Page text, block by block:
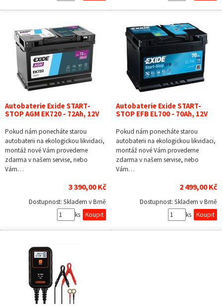
Autobaterie Exide START-
STOP AGM EK720 - 72Ah, 12V
Pokud nám ponecháte starou
autobaterii na ekologickou likvidaci,
montáž nové Vám provedeme
zdarma v našem servise, nebo
Vám…
3 390,00 Kč
Dostupnost: Skladem v Brně
ks
Autobaterie Exide START-
STOP EFB EL700 - 70Ah, 12V
Pokud nám ponecháte starou
autobaterii na ekologickou likvidaci,
montáž nové Vám provedeme
zdarma v našem servise, nebo
Vám…
2 499,00 Kč
Dostupnost: Skladem v Brně
ks